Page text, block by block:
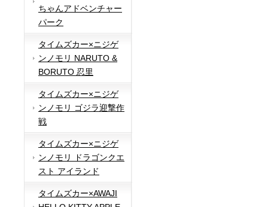
ちゃんアドベンチャー
パーク
タイムズカー×ニジゲ
ンノモリ NARUTO &
BORUTO 忍里
タイムズカー×ニジゲ
ンノモリ ゴジラ迎撃作
戦
タイムズカー×ニジゲ
ンノモリ ドラゴンクエ
スト アイランド
タイムズカー×AWAJI